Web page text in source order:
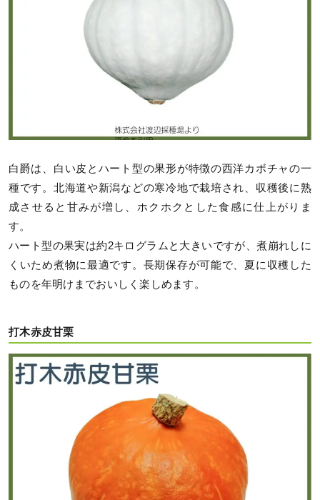
白爵は、白い皮とハート型の果形が特徴の西洋カボチャの一
種です。北海道や新潟などの寒冷地で栽培され、収穫後に熟
成させると甘みが増し、ホクホクとした食感に仕上がりま
す。
ハート型の果実は約2キログラムと大きいですが、煮崩れしに
くいため煮物に最適です。長期保存が可能で、夏に収穫した
ものを年明けまでおいしく楽しめます。
打木赤皮甘栗